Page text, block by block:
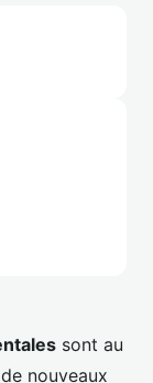
sont au
nouveaux